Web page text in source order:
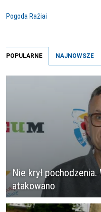
Pogoda Ražiai
POPULARNE NAJNOWSZE
Nie krył
atakowano